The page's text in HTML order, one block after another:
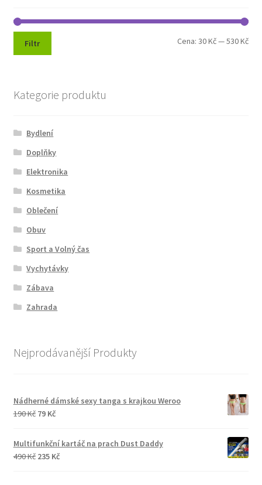
Filtr Cena:30 Kč—530 Kč
Kategorie produktu
Bydlení
Doplňky
Elektronika
Kosmetika
Oblečení
Obuv
Sport a Volný čas
Vychytávky
Zábava
Zahrada
Nejprodávanější Produkty
Nádherné dámské sexy tanga s krajkou Weroo
190Kč Původní
byla:
190 Kč.
79 KčAktuální
je:
79 Kč.
Multifunkční kartáč na prach Dust Daddy
490Kč Původní
235 KčAktuální